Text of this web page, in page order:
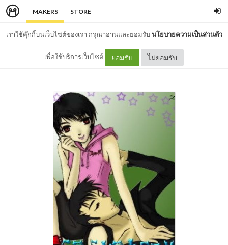
MAKERS STORE
เราใช้คุ๊กกี้บนเว็บไซต์ของเรา กรุณาอ่านและยอมรับนโยบายความเป็นส่วนตัว
เพื่อใช้บริการเว็บไซต์ ยอมรับ ไม่ยอมรับ